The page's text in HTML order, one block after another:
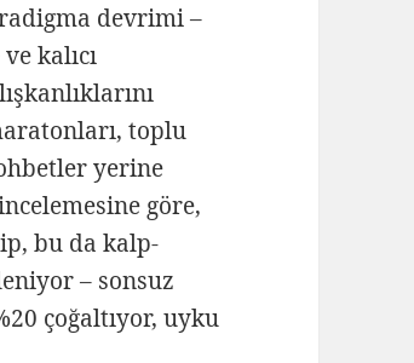
devrimi –
kalıcı
toplu
yerine
göre,
bu da kalp-
– sonsuz
çoğaltıyor, uyku